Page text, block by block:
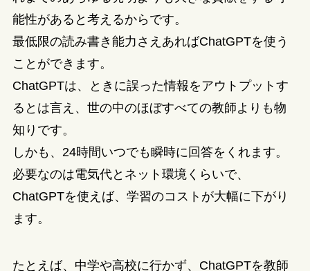
能性があると考えるからです。
最低限の読み書き能力さえあればChatGPTを使う
ことができます。
ChatGPTは、ときに誤った情報をアウトプットす
るとは言え、世の中のほぼすべての教師よりも物
知りです。
しかも、24時間いつでも瞬時に回答をくれます。
必要なのは電気代とネット環境くらいで、
ChatGPTを使えば、学習のコストが大幅に下がり
ます。
たとえば、中学や高校に行かず、ChatGPTを教師